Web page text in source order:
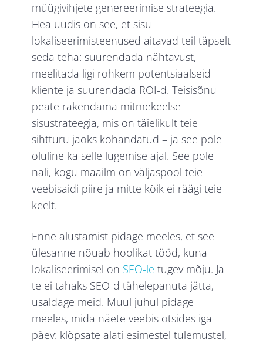
müügivihjete genereerimise strateegia.
Hea uudis on see, et sisu
lokaliseerimisteenused aitavad teil täpselt
seda teha: suurendada nähtavust,
meelitada ligi rohkem potentsiaalseid
kliente ja suurendada ROI-d. Teisisõnu
peate rakendama mitmekeelse
sisustrateegia, mis on täielikult teie
sihtturu jaoks kohandatud – ja see pole
oluline ka selle lugemise ajal. See pole
nali, kogu maailm on väljaspool teie
veebisaidi piire ja mitte kõik ei räägi teie
keelt.
Enne alustamist pidage meeles, et see
ülesanne nõuab hoolikat tööd, kuna
lokaliseerimisel on SEO-le tugev mõju. Ja
te ei tahaks SEO-d tähelepanuta jätta,
usaldage meid. Muul juhul pidage
meeles, mida näete veebis otsides iga
päev: klõpsate alati esimestel tulemustel,